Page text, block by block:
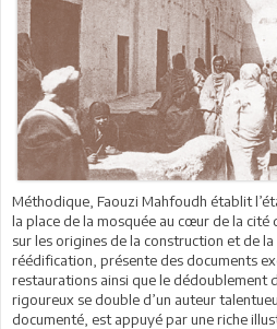
Méthodique, Faouzi Mahfoudh établit
la place de la mosquée au cœur de la cité
sur les origines de la construction et de
réédification, présente des documents
restaurations ainsi que le dédoublement
rigoureux se double d’un auteur
documenté, est appuyé par une riche